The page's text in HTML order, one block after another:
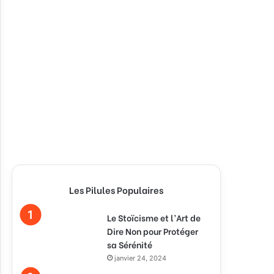
Les Pilules Populaires
Le Stoïcisme et l’Art de
Dire Non pour Protéger
sa Sérénité
janvier 24, 2024